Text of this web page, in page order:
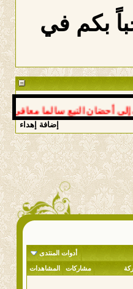
بكم في
النبع سالما معافى د
إضافة إهداء
أدوات المنتدى
مشاركات المشاهدات